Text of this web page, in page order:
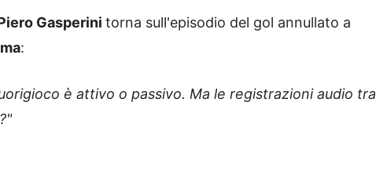
Gasperini torna sull'episodio del gol annullato a
:
è attivo o passivo. Ma le registrazioni audio tra